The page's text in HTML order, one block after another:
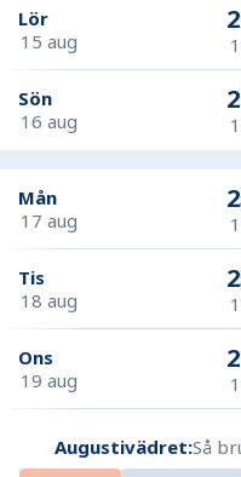
Lör
15 aug
Sön
16 aug
Mån
17 aug
Tis
18 aug
Ons
19 aug
Augustivädret:Så